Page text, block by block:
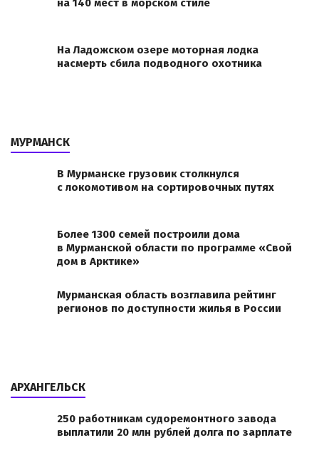
на 140 мест в морском стиле
На Ладожском озере моторная лодка
насмерть сбила подводного охотника
МУРМАНСК
В Мурманске грузовик столкнулся
с локомотивом на сортировочных путях
Более 1300 семей построили дома
в Мурманской области по программе «Свой
дом в Арктике»
Мурманская область возглавила рейтинг
регионов по доступности жилья в России
АРХАНГЕЛЬСК
250 работникам судоремонтного завода
выплатили 20 млн рублей долга по зарплате